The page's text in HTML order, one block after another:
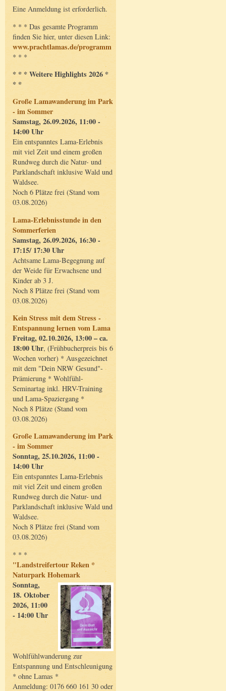
Eine Anmeldung ist erforderlich.
* * * Das gesamte Programm
finden Sie hier, unter diesen Link:
www.prachtlamas.de/programm
* * *
* * * Weitere Highlights 2026 *
* *
Große Lamawanderung im Park
- im Sommer
Samstag, 26.09.2026, 11:00 -
14:00 Uhr
Ein entspanntes Lama-Erlebnis
mit viel Zeit und einem großen
Rundweg durch die Natur- und
Parklandschaft inklusive Wald und
Waldsee.
Noch 6 Plätze frei (Stand vom
03.08.2026)
Lama-Erlebnisstunde in den
Sommerferien
Samstag, 26.09.2026, 16:30 -
17:15/ 17:30 Uhr
Achtsame Lama-Begegnung auf
der Weide für Erwachsene und
Kinder ab 3 J.
Noch 8 Plätze frei (Stand vom
03.08.2026)
Kein Stress mit dem Stress -
Entspannung lernen vom Lama
Freitag, 02.10.2026, 13:00 – ca.
18:00 Uhr, (Frühbucherpreis bis 6
Wochen vorher) * Ausgezeichnet
mit dem "Dein NRW Gesund"-
Prämierung * Wohlfühl-
Seminartag inkl. HRV-Training
und Lama-Spaziergang *
Noch 8 Plätze (Stand vom
03.08.2026)
Große Lamawanderung im Park
- im Sommer
Sonntag, 25.10.2026, 11:00 -
14:00 Uhr
Ein entspanntes Lama-Erlebnis
mit viel Zeit und einem großen
Rundweg durch die Natur- und
Parklandschaft inklusive Wald und
Waldsee.
Noch 8 Plätze frei (Stand vom
03.08.2026)
* * *
"Landstreifertour Reken *
Naturpark Hohemark
Sonntag,
18. Oktober
2026, 11:00
- 14:00 Uhr
Wohlfühlwanderung zur
Entspannung und Entschleunigung
* ohne Lamas *
Anmeldung: 0176 660 161 30 oder